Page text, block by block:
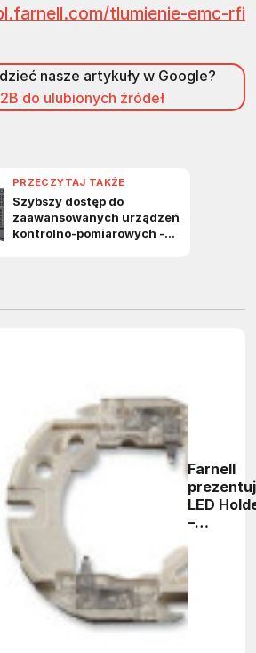
tlumienie-emc-rfi
nasze artykuły w Google?
do ulubionych źródeł
Farnell
LED
–